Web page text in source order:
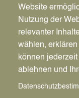
Website
Nutzung der
relevanter
wählen,
können
ablehnen und